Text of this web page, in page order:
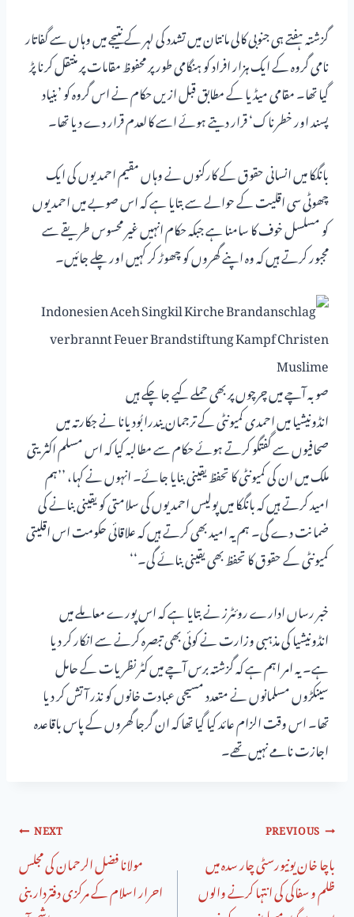
گزشتہ ہفتے ہی جنوبی کالی مانتان میں تشدد کی لہر کے نتیجے میں وہاں سے گفاتار
نامی گروہ کے ایک ہزار افراد کو ہنگامی طور پر محفوظ مقامات پر منتقل کرنا پڑ
گیا تھا۔ مقامی میڈیا کے مطابق قبل ازیں حکام نے اس گروہ کو ’بنیاد
پسند اور خطرناک‘ قرار دیتے ہوئے اسے کالعدم قرار دے دیا تھا۔
بانگکا میں انسانی حقوق کے کارکنوں نے وہاں مقیم احمدیوں کی ایک
چھوٹی سی اقلیت کے حوالے سے بتایا ہے کہ اس صوبے میں احمدیوں
کو مسلسل خوف کا سامنا ہے جبکہ حکام انہیں غیر محسوس طریقے سے
مجبور کرتے ہیں کہ وہ اپنے گھروں کو چھوڑ کر کہیں اور چلے جائیں۔
صوبہ آچے میں چرچوں پر بھی حملے کیے جا چکے ہیں
انڈونیشیا میں احمدی کمیونٹی کے ترجمان یندرا بُودیانا نے جکارتہ میں
صحافیوں سے گفتگو کرتے ہوئے حکام سے مطالبہ کیا کہ اس مسلم اکثریتی
ملک میں ان کی کمیونٹی کا تحفظ یقینی بنایا جائے۔ انہوں نے کہا، ’’ہم
امید کرتے ہیں کہ بانگکا میں پولیس احمدیوں کی سلامتی کو یقینی بنانے کی
ضمانت دے گی۔ ہم یہ امید بھی کرتے ہیں کہ علاقائی حکومت اس اقلیتی
کمیونٹی کے حقوق کا تحفظ بھی یقینی بنائے گی۔‘‘
خبر رساں ادارے روئٹرز نے بتایا ہے کہ اس پورے معاملے میں
انڈونیشیا کی مذہبی وزارت نے کوئی بھی تبصرہ کرنے سے انکار کر دیا
ہے۔ یہ امر اہم ہے کہ گزشتہ برس آچے میں کٹر نظریات کے حامل
سینکڑوں مسلمانوں نے متعدد مسیحی عبادت خانوں کو نذر آتش کر دیا
تھا۔ اس وقت الزام عائد کیا گیا تھا کہ ان گرجا گھروں کے پاس باقاعدہ
اجازت نامے نہیں تھے۔
PREVIOUS
باچا خان یونیورسٹی چار سدہ میں
ظلم و سفاکی کی انتہا کرنے والوں
NEXT
مولانا فضل الرحمان کی مجلس
احرار اسلام کے مرکزی دفترداربنی